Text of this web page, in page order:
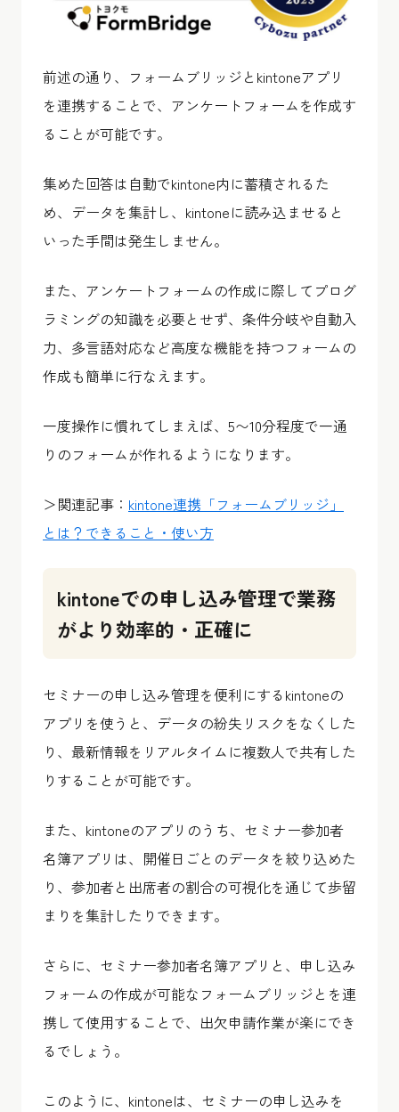
前述の通り、フォームブリッジとkintoneアプリ
を連携することで、アンケートフォームを作成す
ることが可能です。
集めた回答は自動でkintone内に蓄積されるた
め、データを集計し、kintoneに読み込ませると
いった手間は発生しません。
また、アンケートフォームの作成に際してプログ
ラミングの知識を必要とせず、条件分岐や自動入
力、多言語対応など高度な機能を持つフォームの
作成も簡単に行なえます。
一度操作に慣れてしまえば、5〜10分程度で一通
りのフォームが作れるようになります。
＞関連記事： kintone連携「フォームブリッジ」
とは？できること・使い方
kintoneでの申し込み管理で業務
がより効率的・正確に
セミナーの申し込み管理を便利にするkintoneの
アプリを使うと、データの紛失リスクをなくした
り、最新情報をリアルタイムに複数人で共有した
りすることが可能です。
また、kintoneのアプリのうち、セミナー参加者
名簿アプリは、開催日ごとのデータを絞り込めた
り、参加者と出席者の割合の可視化を通じて歩留
まりを集計したりできます。
さらに、セミナー参加者名簿アプリと、申し込み
フォームの作成が可能なフォームブリッジとを連
携して使用することで、出欠申請作業が楽にでき
るでしょう。
このように、kintoneは、セミナーの申し込みを